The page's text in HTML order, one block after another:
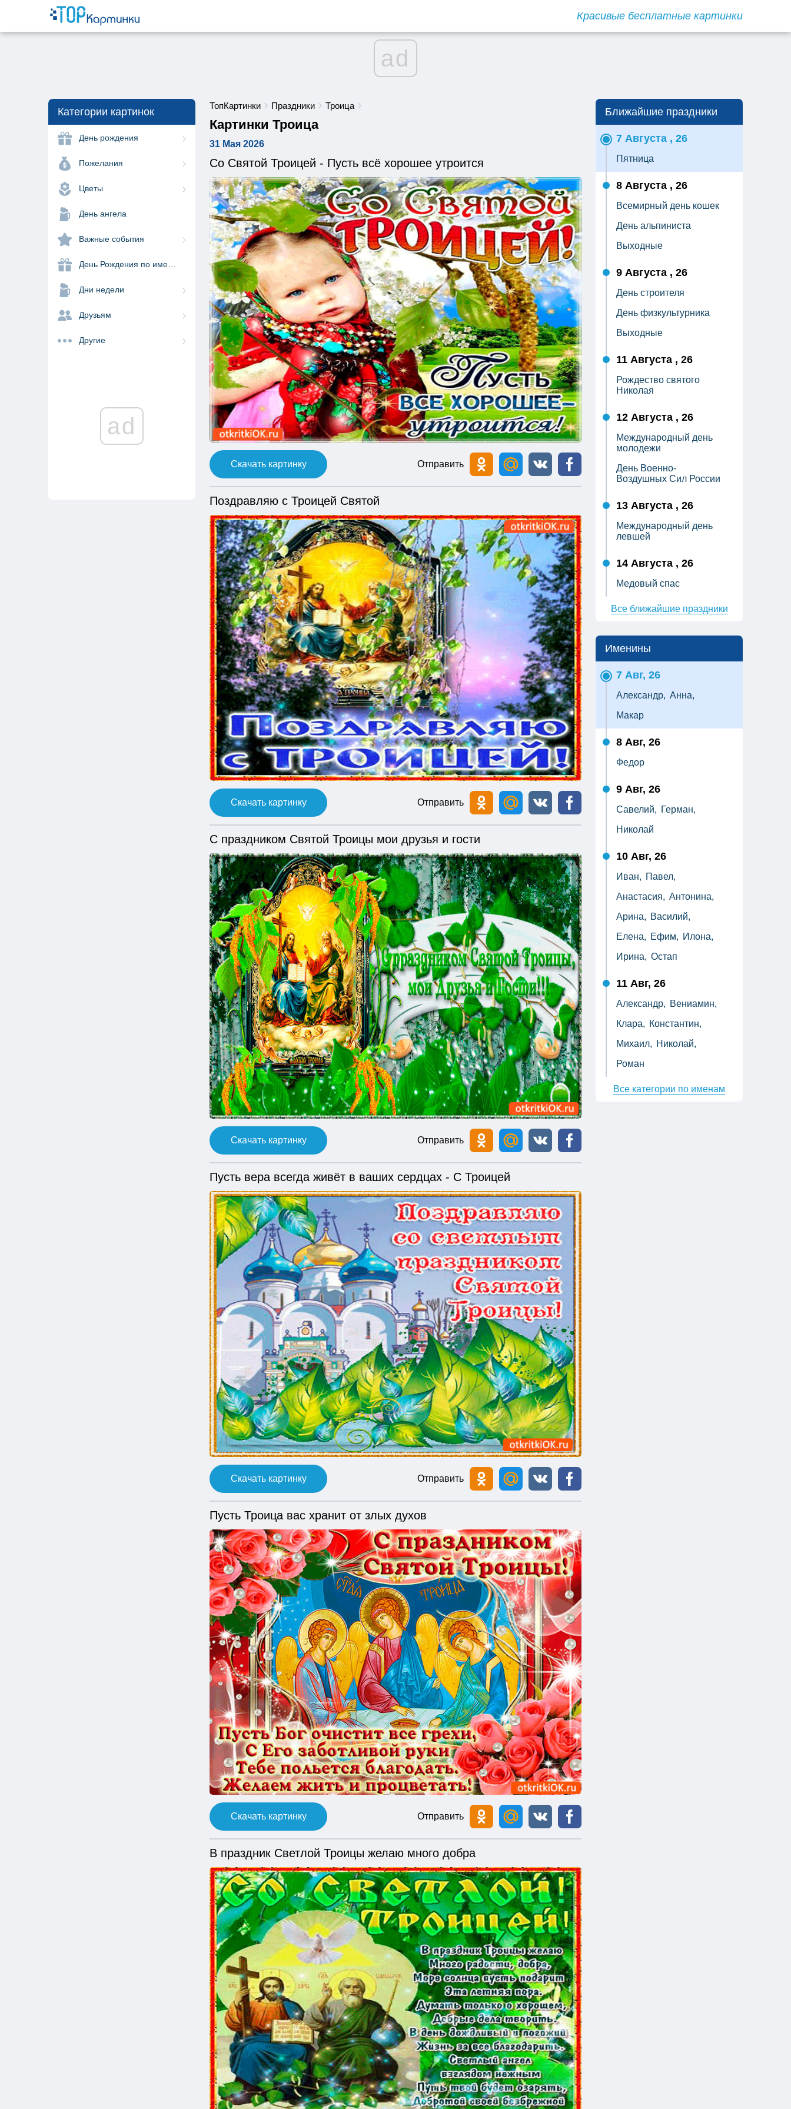
Красивые бесплатные картинки
ad
Категории картинок
День рождения
Пожелания
Цветы
День ангела
Важные события
Дни недели
Друзьям
Другие
ad
ТопКартинки Праздники Троица
Картинки Троица
31 Мая 2026
Со Святой Троицей - Пусть всё хорошее утроится
Скачать картинку Отправить
Поздравляю с Троицей Святой
Скачать картинку Отправить
С праздником Святой Троицы мои друзья и гости
Скачать картинку Отправить
Пусть вера всегда живёт в ваших сердцах - С Троицей
Скачать картинку Отправить
Пусть Троица вас хранит от злых духов
Скачать картинку Отправить
В праздник Светлой Троицы желаю много добра
Ближайшие праздники
7 Августа , 26
Пятница
8 Августа , 26
Всемирный день кошек
День альпиниста
Выходные
9 Августа , 26
День строителя
День физкультурника
Выходные
11 Августа , 26
Рождество святого
Николая
12 Августа , 26
Международный день
молодежи
День Военно-
Воздушных Сил России
13 Августа , 26
Международный день
левшей
14 Августа , 26
Медовый спас
Все ближайшие праздники
Именины
7 Авг, 26
Александр, Анна,
Макар
8 Авг, 26
Федор
9 Авг, 26
Савелий, Герман,
Николай
10 Авг, 26
Иван, Павел,
Анастасия, Антонина,
Арина, Василий,
Елена, Ефим, Илона,
Ирина, Остап
11 Авг, 26
Александр, Вениамин,
Клара, Константин,
Михаил, Николай,
Роман
Все категории по именам